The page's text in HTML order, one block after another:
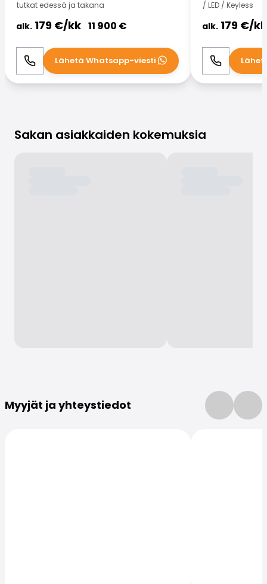
tutkat edessä ja takana
alk. 179 €/kk 11 900 €
Soita WhatsApp
Lähetä Whatsapp-viesti
/ LED / Keyless
alk. 179 €/kk
Soita
Sakan asiakkaiden kokemuksia
Myyjät ja yhteystiedot